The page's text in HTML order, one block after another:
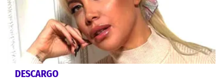
DESCARGO